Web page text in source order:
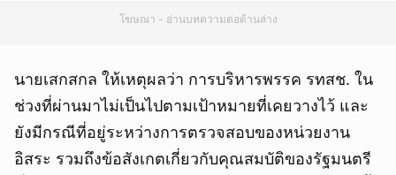
โฆษณา - อ่านบทความต่อด้านล่าง
นายเสกสกล ให้เหตุผลว่า การบริหารพรรค รทสช. ใน
ช่วงที่ผ่านมาไม่เป็นไปตามเป้าหมายที่เคยวางไว้ และ
ยังมีกรณีที่อยู่ระหว่างการตรวจสอบของหน่วยงาน
อิสระ รวมถึงข้อสังเกตเกี่ยวกับคุณสมบัติของรัฐมนตรี